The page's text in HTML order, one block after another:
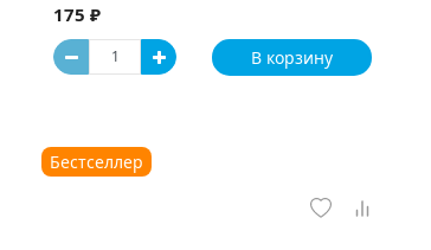
175 ₽
В корзину
Бестселлер